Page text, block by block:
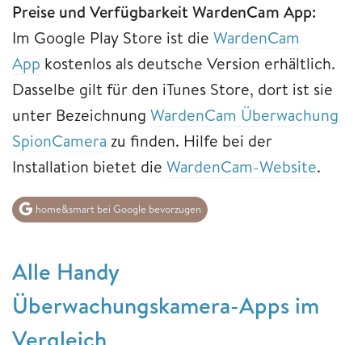
Preise und Verfügbarkeit WardenCam App:
Im Google Play Store ist die WardenCam
App kostenlos als deutsche Version erhältlich.
Dasselbe gilt für den iTunes Store, dort ist sie
unter Bezeichnung WardenCam Überwachung
SpionCamera zu finden. Hilfe bei der
Installation bietet die WardenCam-Website.
home&smart bei Google bevorzugen
Alle Handy
Überwachungskamera-Apps im